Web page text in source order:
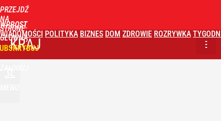
PRZEJDŹ
NA
STRONĘ
GŁÓWNĄ
WPROST
WIADOMOŚCI POLITYKA BIZNES DOM ZDROWIE ROZRYWKA
KRAJ